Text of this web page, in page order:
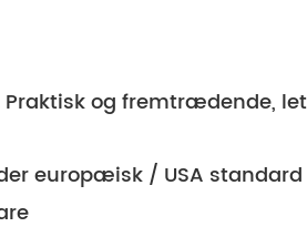
og fremtrædende, let
europæisk / USA standard